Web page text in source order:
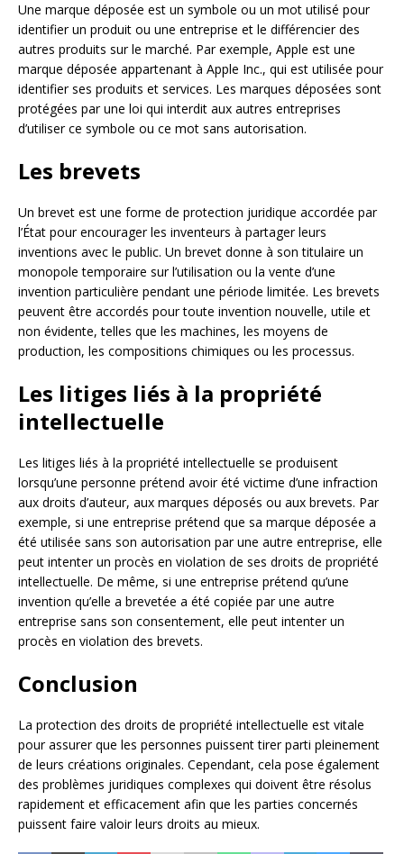
Une marque déposée est un symbole ou un mot utilisé pour
identifier un produit ou une entreprise et le différencier des
autres produits sur le marché. Par exemple, Apple est une
marque déposée appartenant à Apple Inc., qui est utilisée pour
identifier ses produits et services. Les marques déposées sont
protégées par une loi qui interdit aux autres entreprises
d’utiliser ce symbole ou ce mot sans autorisation.
Les brevets
Un brevet est une forme de protection juridique accordée par
l’État pour encourager les inventeurs à partager leurs
inventions avec le public. Un brevet donne à son titulaire un
monopole temporaire sur l’utilisation ou la vente d’une
invention particulière pendant une période limitée. Les brevets
peuvent être accordés pour toute invention nouvelle, utile et
non évidente, telles que les machines, les moyens de
production, les compositions chimiques ou les processus.
Les litiges liés à la propriété
intellectuelle
Les litiges liés à la propriété intellectuelle se produisent
lorsqu’une personne prétend avoir été victime d’une infraction
aux droits d’auteur, aux marques déposés ou aux brevets. Par
exemple, si une entreprise prétend que sa marque déposée a
été utilisée sans son autorisation par une autre entreprise, elle
peut intenter un procès en violation de ses droits de propriété
intellectuelle. De même, si une entreprise prétend qu’une
invention qu’elle a brevetée a été copiée par une autre
entreprise sans son consentement, elle peut intenter un
procès en violation des brevets.
Conclusion
La protection des droits de propriété intellectuelle est vitale
pour assurer que les personnes puissent tirer parti pleinement
de leurs créations originales. Cependant, cela pose également
des problèmes juridiques complexes qui doivent être résolus
rapidement et efficacement afin que les parties concernés
puissent faire valoir leurs droits au mieux.